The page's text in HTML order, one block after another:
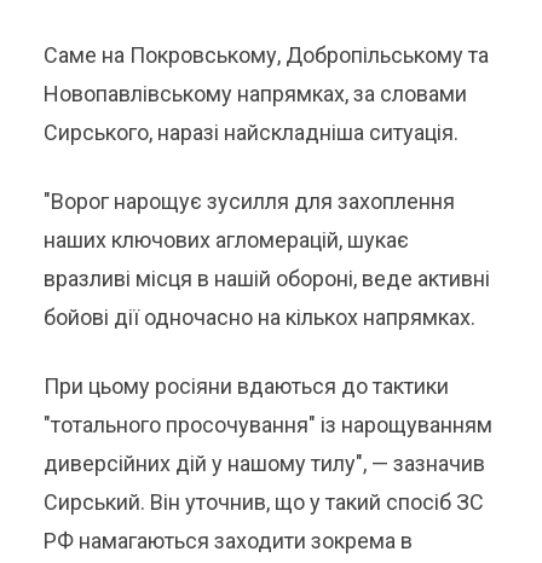
Саме на Покровському, Добропільському та
Новопавлівському напрямках, за словами
Сирського, наразі найскладніша ситуація.
"Ворог нарощує зусилля для захоплення
наших ключових агломерацій, шукає
вразливі місця в нашій обороні, веде активні
бойові дії одночасно на кількох напрямках.
При цьому росіяни вдаються до тактики
"тотального просочування" із нарощуванням
диверсійних дій у нашому тилу", — зазначив
Сирський. Він уточнив, що у такий спосіб ЗС
РФ намагаються заходити зокрема в